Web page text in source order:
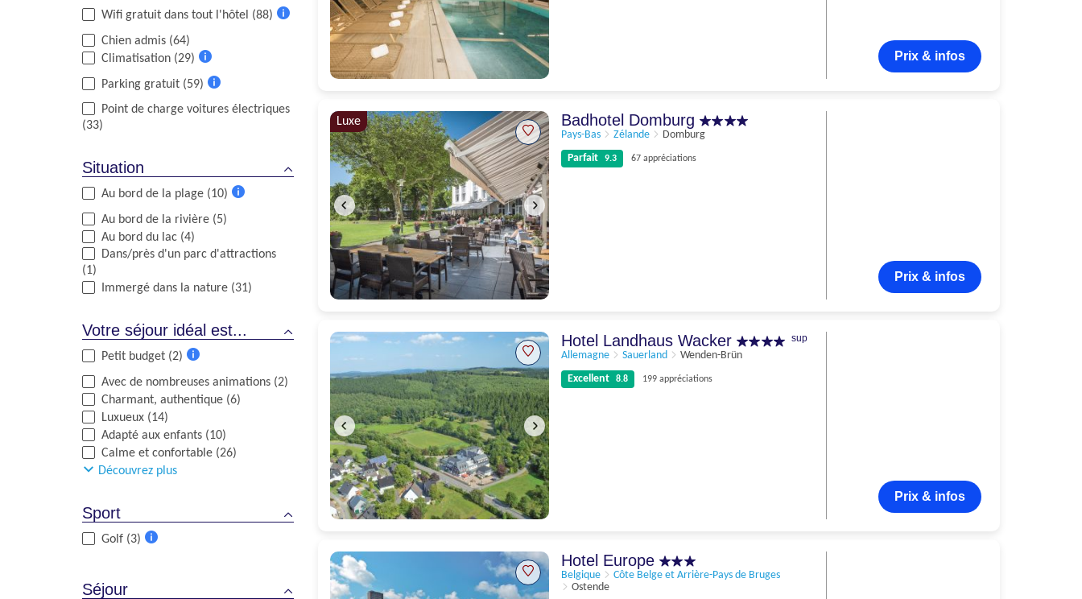
Wifi gratuit dans tout l'hôtel (88)
d'informations
Chien admis (64)
Climatisation (29)
d'informations
Parking gratuit (59)
d'informations
Point de charge voitures électriques
(33)
Situation
Au bord de la plage (10)
Au bord de la rivière (5)
Au bord du lac (4)
Dans/près d'un parc d'attractions
(1)
Immergé dans la nature (31)
Votre séjour idéal est...
Petit budget (2)
d'informations
Avec de nombreuses animations (2)
Charmant, authentique (6)
Luxueux (14)
Adapté aux enfants (10)
Calme et confortable (26)
Découvrez plus
Sport
Golf (3)
Séjour
104 appréciations
Prix & infos
Luxe
67 appréciations
Badhotel Domburg
Pays-Bas Zélande
Domburg
Parfait
9.3 67 appréciations
Prix & infos
199 appréciations
Hotel Landhaus Wacker sup
Allemagne Sauerland
Wenden-Brün
Excellent
8.8 199 appréciations
Prix & infos
Hotel Europe
Belgique
Côte Belge et Arrière-Pays de Bruges
Ostende